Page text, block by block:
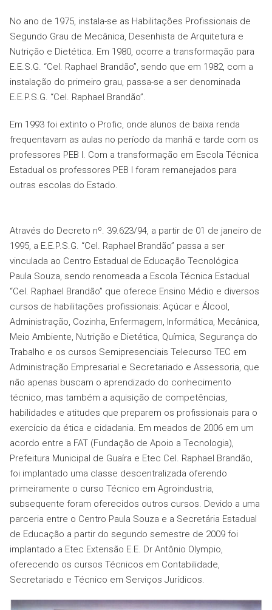
No ano de 1975, instala-se as Habilitações Profissionais de
Segundo Grau de Mecânica, Desenhista de Arquitetura e
Nutrição e Dietética. Em 1980, ocorre a transformação para
E.E.S.G. “Cel. Raphael Brandão”, sendo que em 1982, com a
instalação do primeiro grau, passa-se a ser denominada
E.E.P.S.G. “Cel. Raphael Brandão”.
Em 1993 foi extinto o Profic, onde alunos de baixa renda
frequentavam as aulas no período da manhã e tarde com os
professores PEB I. Com a transformação em Escola Técnica
Estadual os professores PEB I foram remanejados para
outras escolas do Estado.
Através do Decreto nº. 39.623/94, a partir de 01 de janeiro de
1995, a E.E.P.S.G. “Cel. Raphael Brandão” passa a ser
vinculada ao Centro Estadual de Educação Tecnológica
Paula Souza, sendo renomeada a Escola Técnica Estadual
“Cel. Raphael Brandão” que oferece Ensino Médio e diversos
cursos de habilitações profissionais: Açúcar e Álcool,
Administração, Cozinha, Enfermagem, Informática, Mecânica,
Meio Ambiente, Nutrição e Dietética, Química, Segurança do
Trabalho e os cursos Semipresenciais Telecurso TEC em
Administração Empresarial e Secretariado e Assessoria, que
não apenas buscam o aprendizado do conhecimento
técnico, mas também a aquisição de competências,
habilidades e atitudes que preparem os profissionais para o
exercício da ética e cidadania. Em meados de 2006 em um
acordo entre a FAT (Fundação de Apoio a Tecnologia),
Prefeitura Municipal de Guaíra e Etec Cel. Raphael Brandão,
foi implantado uma classe descentralizada oferendo
primeiramente o curso Técnico em Agroindustria,
subsequente foram oferecidos outros cursos. Devido a uma
parceria entre o Centro Paula Souza e a Secretária Estadual
de Educação a partir do segundo semestre de 2009 foi
implantado a Etec Extensão E.E. Dr Antônio Olympio,
oferecendo os cursos Técnicos em Contabilidade,
Secretariado e Técnico em Serviços Jurídicos.